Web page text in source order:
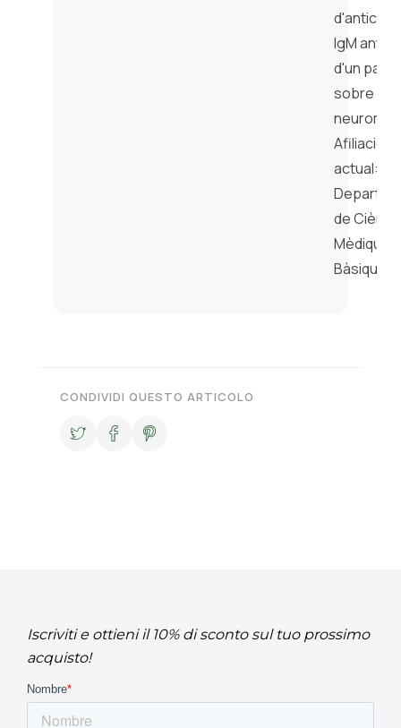
IgM anti-
d'un
sobre la
Afiliación
actual:
de
Mèdiques
Bàsiques
CONDIVIDI QUESTO ARTICOLO
Iscriviti e ottieni il 10% di sconto sul tuo prossimo
acquisto!